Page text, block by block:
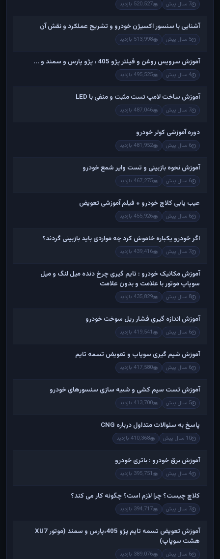
7 سال پیش 520,527 بازدید
آشنایی با سنسور اکسیژن خودرو و تشریح عملکرد و نقش آن
5 سال پیش 513,998 بازدید
آموزش سرویس روغن و فیلتر پژو 405 ، پژو پارس و سمند و ...
4 سال پیش 495,525 بازدید
آموزش ساخت لامپ تست مثبت و منفی با LED
7 سال پیش 487,046 بازدید
دوره آموزشی کولر خودرو
6 سال پیش 481,952 بازدید
آموزش نحوه بازبینی و تست وایر شمع خودرو
6 سال پیش 467,275 بازدید
عیب یابی کلاچ خودرو + فیلم آموزشی تعویض
6 سال پیش 455,926 بازدید
اگر خودرو یکباره خاموش کرد چه مواردی باید بازبینی گردند؟
7 سال پیش 439,416 بازدید
آموزش مکانیک خودرو : تایم گیری چرخ دنده میل لنگ و میل
سوپاپ موتور با علامت و بدون علامت
8 سال پیش 435,829 بازدید
آموزش اندازه گیری فشار ریل سوخت خودرو
6 سال پیش 419,541 بازدید
آموزش شیم گیری سوپاپ و تعویض تسمه تایم
6 سال پیش 417,580 بازدید
آموزش تست سیم کشی و شبیه سازی سنسورهای خودرو
5 سال پیش 413,700 بازدید
پاسخ به سئوالات متداول درباره CNG
10 سال پیش 410,368 بازدید
آموزش برق خودرو : باتری خودرو
4 سال پیش 395,751 بازدید
کلاچ چیست؟ چرا لازم است؟ چگونه کار می کند؟
7 سال پیش 394,717 بازدید
آموزش تعویض تسمه تایم پژو 405،پارس و سمند (موتور XU7
هشت سوپاپ)
6 سال پیش 389,076 بازدید